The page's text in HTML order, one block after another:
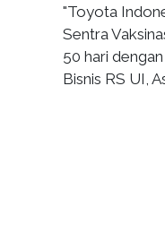
"Toyota
Sentra
50 hari
Bisnis RS UI,